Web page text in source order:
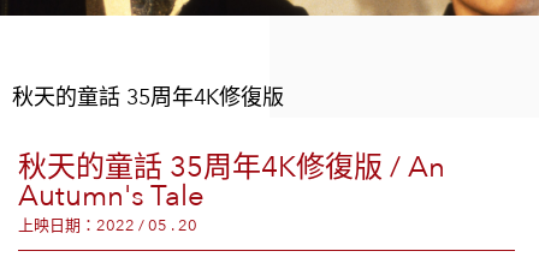
秋天的童話 35周年4K修復版
秋天的童話 35周年4K修復版 / An
Autumn's Tale
上映日期：2022 / 05 . 20